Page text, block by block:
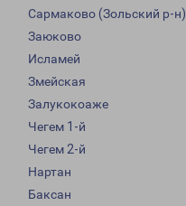
Сармаково (Зольский р-н)
Заюково
Исламей
Змейская
Залукокоаже
Чегем 1-й
Чегем 2-й
Нартан
Баксан